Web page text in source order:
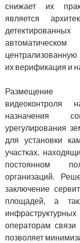
снижает их
является
их верификация и
Размещение
видеоконтроля
назначения
урегулирования
для установки
участках,
постоянном
организаций.
заключение
площадей, а
операторам связи
позволяет